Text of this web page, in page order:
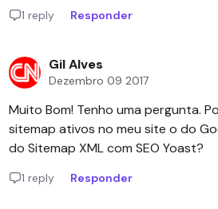
1 reply Responder
Gil Alves
Dezembro 09 2017
Muito Bom! Tenho uma pergunta.
sitemap ativos no meu site o do
do Sitemap XML com SEO Yoast?
1 reply Responder